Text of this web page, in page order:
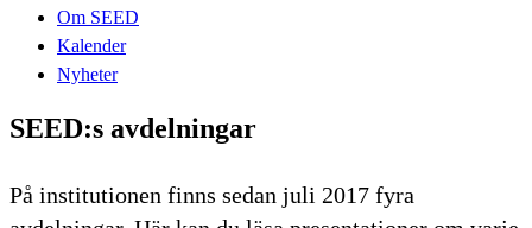
Om SEED
Kalender
Nyheter
SEED:s avdelningar
På institutionen finns sedan juli 2017 fyra